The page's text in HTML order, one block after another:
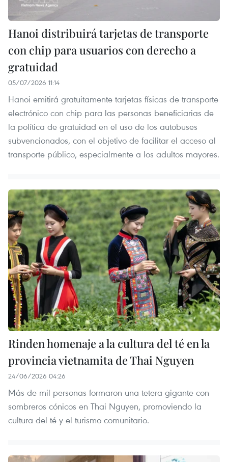
Hanoi distribuirá tarjetas de transporte
con chip para usuarios con derecho a
gratuidad
05/07/2026 11:14
Hanoi emitirá gratuitamente tarjetas físicas de transporte
electrónico con chip para las personas beneficiarias de
la política de gratuidad en el uso de los autobuses
subvencionados, con el objetivo de facilitar el acceso al
transporte público, especialmente a los adultos mayores.
Rinden homenaje a la cultura del té en la
provincia vietnamita de Thai Nguyen
24/06/2026 04:26
Más de mil personas formaron una tetera gigante con
sombreros cónicos en Thai Nguyen, promoviendo la
cultura del té y el turismo comunitario.